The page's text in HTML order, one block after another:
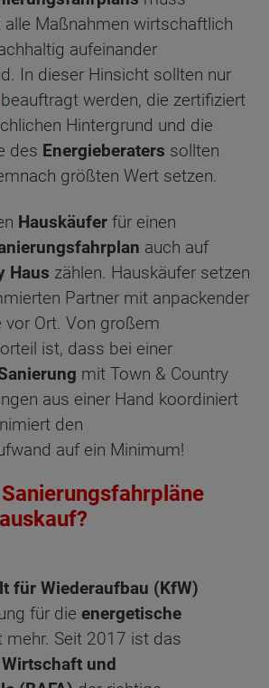
Maßnahmen wirtschaftlich
aufeinander
In dieser Hinsicht sollten nur
beauftragt werden, die zertifiziert
Hintergrund und die
des Energieberaters sollten
größten Wert setzen.
Hauskäufer für einen
auch auf
Haus zählen. Hauskäufer setzen
Partner mit anpackender
Ort. Von großem
ist, dass bei einer
mit Town & Country
aus einer Hand koordiniert
den
auf ein Minimum!
für Wiederaufbau (KfW)
für die energetische
mehr. Seit 2017 ist das
und